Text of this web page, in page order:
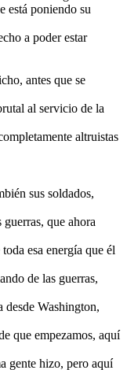
está poniendo su
a poder estar
antes que se
al servicio de la
altruistas
sus soldados,
que ahora
esa energía que él
de las guerras,
desde Washington,
que empezamos, aquí
gente hizo, pero aquí